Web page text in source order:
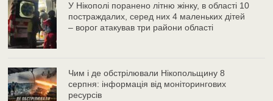
У Нікополі поранено літню жінку, в області 10
постраждалих, серед них 4 маленьких дітей
– ворог атакував три райони області
Чим і де обстрілювали Нікопольщину 8
серпня: інформація від моніторингових
ресурсів